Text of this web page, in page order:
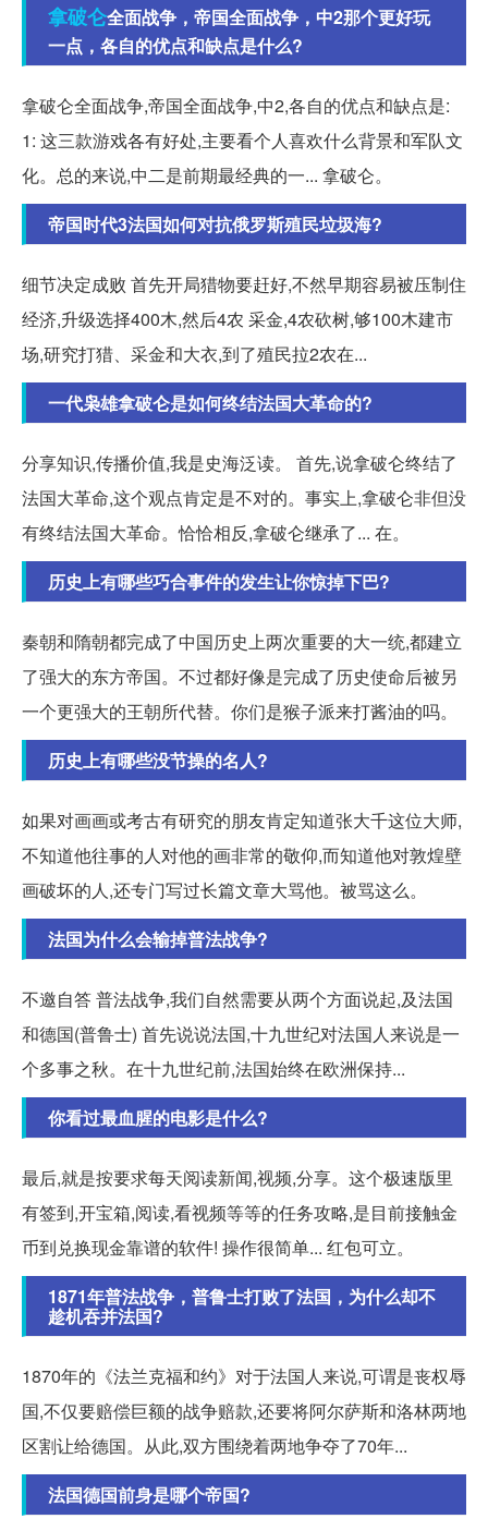
拿破仑全面战争，帝国全面战争，中2那个更好玩
一点，各自的优点和缺点是什么?
拿破仑全面战争,帝国全面战争,中2,各自的优点和缺点是:
1: 这三款游戏各有好处,主要看个人喜欢什么背景和军队文
化。总的来说,中二是前期最经典的一... 拿破仑。
帝国时代3法国如何对抗俄罗斯殖民垃圾海?
细节决定成败 首先开局猎物要赶好,不然早期容易被压制住
经济,升级选择400木,然后4农 采金,4农砍树,够100木建市
场,研究打猎、采金和大衣,到了殖民拉2农在...
一代枭雄拿破仑是如何终结法国大革命的?
分享知识,传播价值,我是史海泛读。 首先,说拿破仑终结了
法国大革命,这个观点肯定是不对的。事实上,拿破仑非但没
有终结法国大革命。恰恰相反,拿破仑继承了... 在。
历史上有哪些巧合事件的发生让你惊掉下巴?
秦朝和隋朝都完成了中国历史上两次重要的大一统,都建立
了强大的东方帝国。不过都好像是完成了历史使命后被另
一个更强大的王朝所代替。你们是猴子派来打酱油的吗。
历史上有哪些没节操的名人?
如果对画画或考古有研究的朋友肯定知道张大千这位大师,
不知道他往事的人对他的画非常的敬仰,而知道他对敦煌壁
画破坏的人,还专门写过长篇文章大骂他。被骂这么。
法国为什么会输掉普法战争?
不邀自答 普法战争,我们自然需要从两个方面说起,及法国
和德国(普鲁士) 首先说说法国,十九世纪对法国人来说是一
个多事之秋。在十九世纪前,法国始终在欧洲保持...
你看过最血腥的电影是什么?
最后,就是按要求每天阅读新闻,视频,分享。这个极速版里
有签到,开宝箱,阅读,看视频等等的任务攻略,是目前接触金
币到兑换现金靠谱的软件! 操作很简单... 红包可立。
1871年普法战争，普鲁士打败了法国，为什么却不
趁机吞并法国?
1870年的《法兰克福和约》对于法国人来说,可谓是丧权辱
国,不仅要赔偿巨额的战争赔款,还要将阿尔萨斯和洛林两地
区割让给德国。从此,双方围绕着两地争夺了70年...
法国德国前身是哪个帝国?